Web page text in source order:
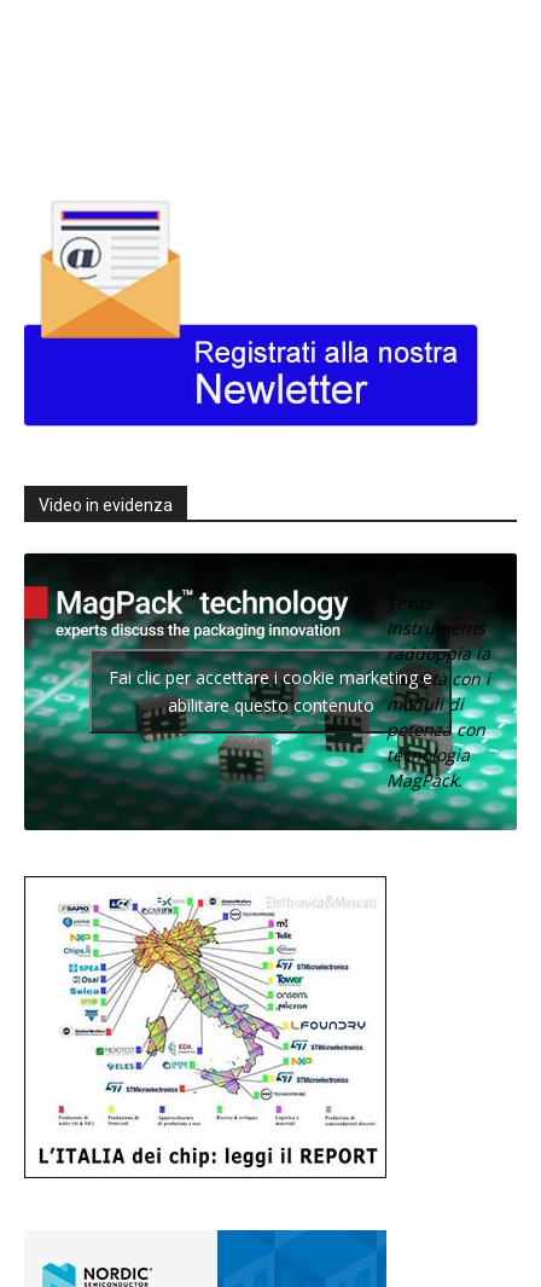
Video in evidenza
Texas
Instruments
raddoppia la
densità con i
moduli di
potenza con
tecnologia
MagPack.
Fai clic per accettare i cookie marketing e
abilitare questo contenuto